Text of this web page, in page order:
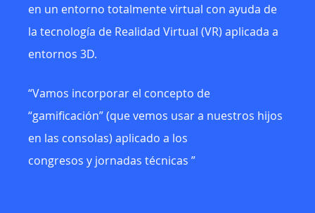
en un entorno totalmente virtual con ayuda de
la tecnología de Realidad Virtual (VR) aplicada a
entornos 3D.
“Vamos incorporar el concepto de
“gamificación” (que vemos usar a nuestros hijos
en las consolas) aplicado a los
congresos y jornadas técnicas ”